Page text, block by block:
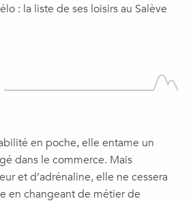
: la liste de ses loisirs au Salève
en poche, elle entame un
dans le commerce. Mais
et d’adrénaline, elle ne cessera
en changeant de métier de